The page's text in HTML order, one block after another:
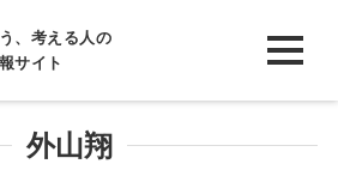
、考える人の
サイト
外山翔